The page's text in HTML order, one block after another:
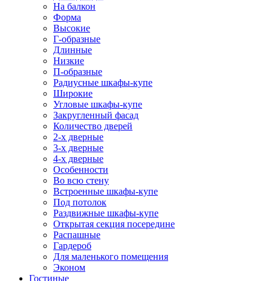
На балкон
Форма
Высокие
Г-образные
Длинные
Низкие
П-образные
Радиусные шкафы-купе
Широкие
Угловые шкафы-купе
Закругленный фасад
Количество дверей
2-х дверные
3-х дверные
4-х дверные
Особенности
Во всю стену
Встроенные шкафы-купе
Под потолок
Раздвижные шкафы-купе
Открытая секция посередине
Распашные
Гардероб
Для маленького помещения
Эконом
Гостиные